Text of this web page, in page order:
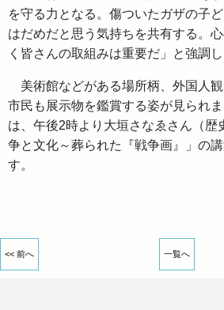
を守る力となる。傷ついたガザの子
はだめだと思う気持ちを共有する。
く皆さんの取組みは重要だ」と強調し
美術館などがある場所柄、外国人
市民も展示物を鑑賞する姿が見られ
は、午後2時より大垣さなゑさん（歴
争と文化～葬られた『戦争画』」の
す。
<< 前へ 一覧へ